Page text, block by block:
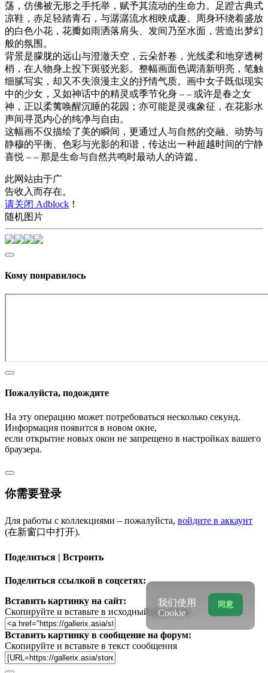
荡，仿佛被无形之手托举，赋予其流动的生命力。足蹬古典式
凉鞋，赤足轻踏青石，与潺潺流水相映成趣。周身环绕着盛放
的白色小花，花瓣如雨洒落肩头、发间乃至水面，营造出梦幻
般的氛围。
背景是朦胧的远山与澄澈天空，云朵舒卷，光线柔和地穿透树
梢，在人物身上投下斑驳光影。整幅画面色调清新明亮，笔触
细腻写实，却又不失浪漫主义的抒情气质。画中女子既似现实
中的少女，又如神话中的精灵或季节化身 – – 或许是春之女
神，正以柔荑唤醒沉睡的花园；亦可能是灵魂象征，在花影水
声间寻觅内心的纯净与自由。
这幅画不仅描绘了美的瞬间，更通过人与自然的交融、动势与
静穆的平衡、色彩与光影的和谐，传达出一种超越时间的宁静
喜悦 – – 那是生命与自然共鸣时最动人的诗篇。
此网站由于广
告收入而存在。
请关闭 Adblock ！
随机图片
Кому понравилось
Пожалуйста, подождите
На эту операцию может потребоваться несколько секунд.
Информация появится в новом окне,
если открытие новых окон не запрещено в настройках вашего
браузера.
你需要登录
Для работы с коллекциями – пожалуйста, войдите в аккаунт
(在新窗口中打开).
Поделиться | Встроить
Поделиться ссылкой в соцсетях:
Вставить картинку на сайт:
Скопируйте и вставьте в исходный код сайта
Вставить картинку в сообщение на форум:
Скопируйте и вставьте в текст сообщения
同意
我们使用
Cookie